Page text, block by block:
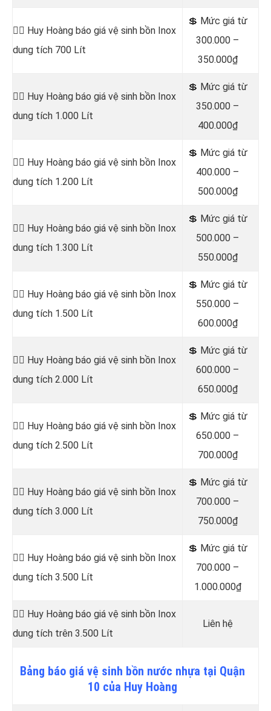
👷‍♂️ Huy Hoàng báo giá vệ sinh bồn Inox
dung tích 700 Lít
💲 Mức giá từ
300.000 –
350.000₫
👷‍♂️ Huy Hoàng báo giá vệ sinh bồn Inox
dung tích 1.000 Lít
💲 Mức giá từ
350.000 –
400.000₫
👷‍♂️ Huy Hoàng báo giá vệ sinh bồn Inox
dung tích 1.200 Lít
💲 Mức giá từ
400.000 –
500.000₫
👷‍♂️ Huy Hoàng báo giá vệ sinh bồn Inox
dung tích 1.300 Lít
💲 Mức giá từ
500.000 –
550.000₫
👷‍♂️ Huy Hoàng báo giá vệ sinh bồn Inox
dung tích 1.500 Lít
💲 Mức giá từ
550.000 –
600.000₫
👷‍♂️ Huy Hoàng báo giá vệ sinh bồn Inox
dung tích 2.000 Lít
💲 Mức giá từ
600.000 –
650.000₫
👷‍♂️ Huy Hoàng báo giá vệ sinh bồn Inox
dung tích 2.500 Lít
💲 Mức giá từ
650.000 –
700.000₫
👷‍♂️ Huy Hoàng báo giá vệ sinh bồn Inox
dung tích 3.000 Lít
💲 Mức giá từ
700.000 –
750.000₫
👷‍♂️ Huy Hoàng báo giá vệ sinh bồn Inox
dung tích 3.500 Lít
💲 Mức giá từ
700.000 –
1.000.000₫
👷‍♂️ Huy Hoàng báo giá vệ sinh bồn Inox
dung tích trên 3.500 Lít
Liên hệ
Bảng báo giá vệ sinh bồn nước nhựa tại Quận
10 của Huy Hoàng